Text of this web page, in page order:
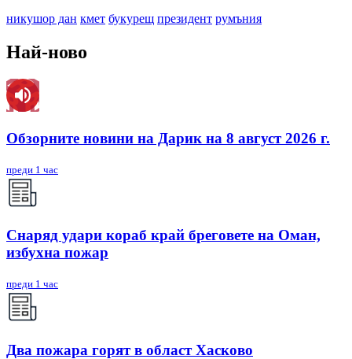
никушор дан кмет букурещ президент румъния
Най-ново
Обзорните новини на Дарик на 8 август 2026 г.
преди 1 час
Снаряд удари кораб край бреговете на Оман,
избухна пожар
преди 1 час
Два пожара горят в област Хасково